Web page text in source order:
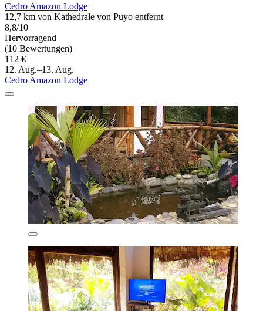
Cedro Amazon Lodge
12,7 km von Kathedrale von Puyo entfernt
8,8/10
Hervorragend
(10 Bewertungen)
112 €
12. Aug.–13. Aug.
Cedro Amazon Lodge